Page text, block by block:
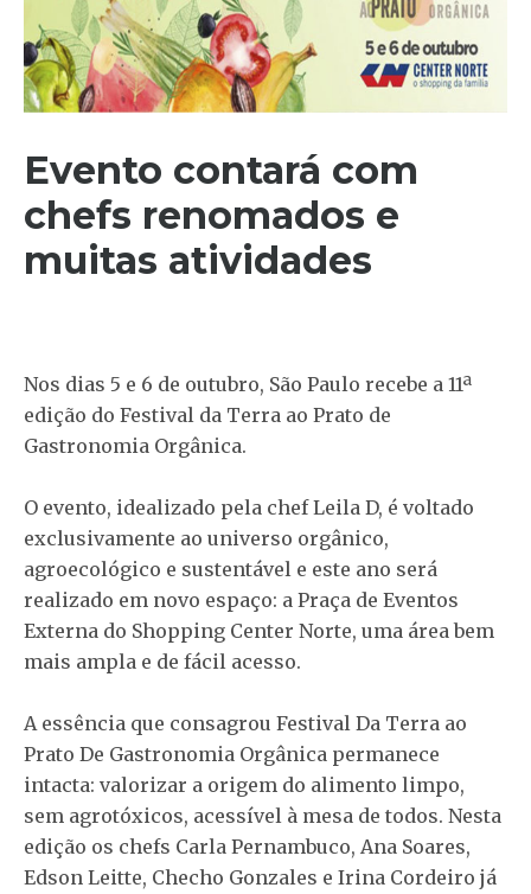
Evento contará com
chefs renomados e
muitas atividades
Nos dias 5 e 6 de outubro, São Paulo recebe a 11ª
edição do Festival da Terra ao Prato de
Gastronomia Orgânica.
O evento, idealizado pela chef Leila D, é voltado
exclusivamente ao universo orgânico,
agroecológico e sustentável e este ano será
realizado em novo espaço: a Praça de Eventos
Externa do Shopping Center Norte, uma área bem
mais ampla e de fácil acesso.
A essência que consagrou Festival Da Terra ao
Prato De Gastronomia Orgânica permanece
intacta: valorizar a origem do alimento limpo,
sem agrotóxicos, acessível à mesa de todos. Nesta
edição os chefs Carla Pernambuco, Ana Soares,
Edson Leitte, Checho Gonzales e Irina Cordeiro já